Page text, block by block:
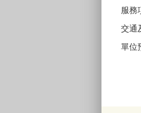
服務
交通
單位